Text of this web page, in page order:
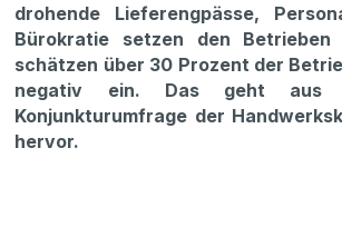
drohende Lieferengpässe,
Bürokratie setzen den Betrieben
schätzen über 30 Prozent der
negativ ein. Das geht aus
Konjunkturumfrage der
hervor.